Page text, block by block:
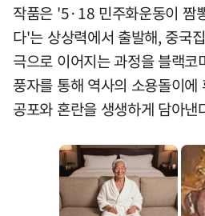
작품은 '5·18 민주화운동이 짬
다'는 상상력에서 출발해, 중국
극으로 이어지는 과정을 블랙
풍자를 통해 역사의 소용돌이에
공포와 혼란을 생생하게 담아낸